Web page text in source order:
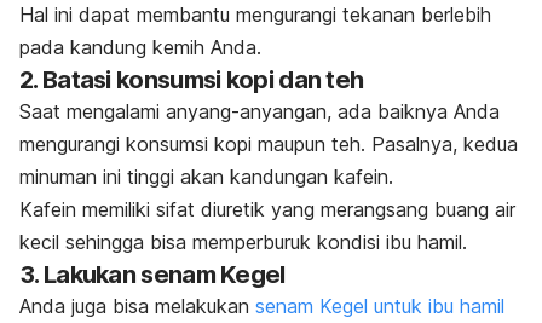
Hal ini dapat membantu mengurangi tekanan berlebih
pada kandung kemih Anda.
2. Batasi konsumsi kopi dan teh
Saat mengalami anyang-anyangan, ada baiknya Anda
mengurangi konsumsi kopi maupun teh. Pasalnya, kedua
minuman ini tinggi akan kandungan kafein.
Kafein memiliki sifat diuretik yang merangsang buang air
kecil sehingga bisa memperburuk kondisi ibu hamil.
3. Lakukan senam Kegel
Anda juga bisa melakukan senam Kegel untuk ibu hamil